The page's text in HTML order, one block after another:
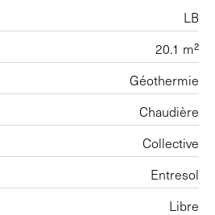
LB
20.1 m²
Géothermie
Chaudière
Collective
Entresol
Libre